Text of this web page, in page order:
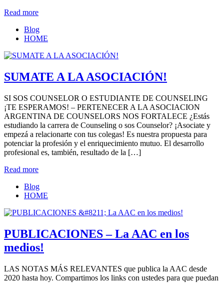
Read more
Blog
HOME
SUMATE A LA ASOCIACIÓN!
SI SOS COUNSELOR O ESTUDIANTE DE COUNSELING
¡TE ESPERAMOS! – PERTENECER A LA ASOCIACION
ARGENTINA DE COUNSELORS NOS FORTALECE ¿Estás
estudiando la carrera de Counseling o sos Counselor? ¡Asociate y
empezá a relacionarte con tus colegas! Es nuestra propuesta para
potenciar la profesión y el enriquecimiento mutuo. El desarrollo
profesional es, también, resultado de la […]
Read more
Blog
HOME
PUBLICACIONES – La AAC en los
medios!
LAS NOTAS MÁS RELEVANTES que publica la AAC desde
2020 hasta hoy. Compartimos los links con ustedes para que puedan